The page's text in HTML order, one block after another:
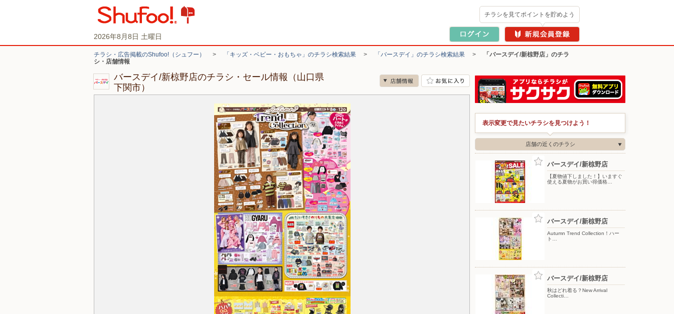
2026年8月8日 土曜日
チラシを見てポイントを貯めよう
チラシ・広告掲載のShufoo!（シュフー） > 「キッズ・ベビー・おもちゃ」のチラシ検索結果 > 「バースデイ」のチラシ検索結果 >
「バースデイ/新椋野店」のチラ
シ・店舗情報
バースデイ/新椋野店のチラシ・セール情報（山口県
下関市）
表示変更で見たいチラシを見つけよう！
店舗の近くのチラシ
バースデイ/新椋野店
【夏物値下しました！】いますぐ
使える夏物がお買い得価格…
バースデイ/新椋野店
Autumn Trend Collection！ハー
ト…
バースデイ/新椋野店
秋はどれ着る？New Arrival
Collecti…